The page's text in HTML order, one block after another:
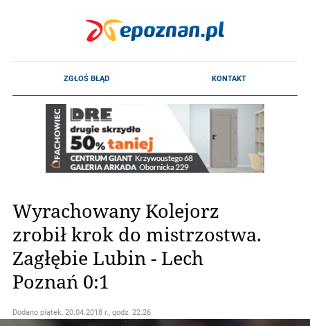
Wyrachowany Kolejorz
zrobił krok do mistrzostwa.
Zagłębie Lubin - Lech
Poznań 0:1
Dodano piątek, 20.04.2018 r., godz. 22.26